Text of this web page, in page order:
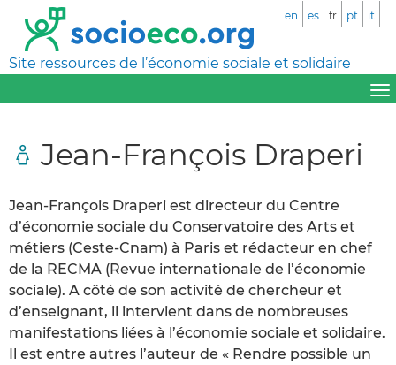
Site ressources de l’économie sociale et solidaire
en es fr pt it
Jean-François Draperi
Jean-François Draperi est directeur du Centre
d’économie sociale du Conservatoire des Arts et
métiers (Ceste-Cnam) à Paris et rédacteur en chef
de la RECMA (Revue internationale de l’économie
sociale). A côté de son activité de chercheur et
d’enseignant, il intervient dans de nombreuses
manifestations liées à l’économie sociale et solidaire.
Il est entre autres l’auteur de « Rendre possible un